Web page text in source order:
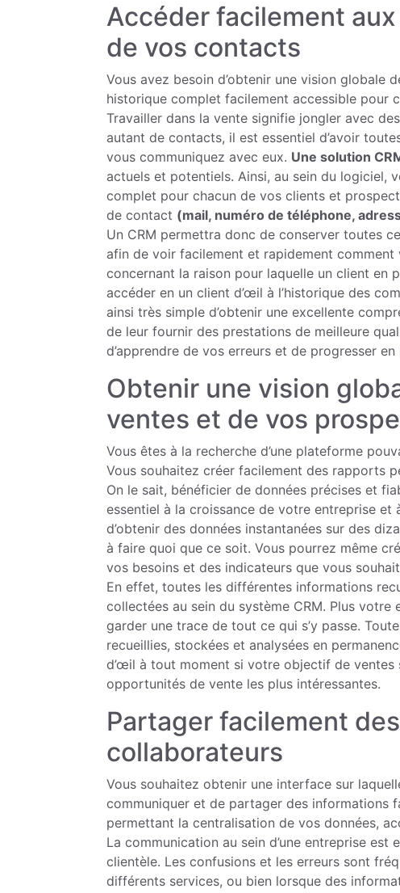
Accéder facilement
de vos contacts
Vous avez besoin d’obtenir une vision globale
historique complet facilement accessible pour
Travailler dans la vente signifie jongler avec
autant de contacts, il est essentiel d’avoir
vous communiquez avec eux. Une solution
actuels et potentiels. Ainsi, au sein du logiciel,
complet pour chacun de vos clients et
de contact (mail, numéro de téléphone,
Un CRM permettra donc de conserver toutes
afin de voir facilement et rapidement
concernant la raison pour laquelle un client en
accéder en un client d’œil à l’historique des
ainsi très simple d’obtenir une excellente
de leur fournir des prestations de meilleure
d’apprendre de vos erreurs et de progresser
Obtenir une vision
ventes et de vos
Vous êtes à la recherche d’une plateforme
Vous souhaitez créer facilement des rapports
On le sait, bénéficier de données précises et
essentiel à la croissance de votre entreprise et
d’obtenir des données instantanées sur des
à faire quoi que ce soit. Vous pourrez même
vos besoins et des indicateurs que vous
En effet, toutes les différentes informations
collectées au sein du système CRM. Plus
garder une trace de tout ce qui s’y passe.
recueillies, stockées et analysées en
d’œil à tout moment si votre objectif de
opportunités de vente les plus intéressantes.
Partager facilement
collaborateurs
Vous souhaitez obtenir une interface sur
communiquer et de partager des informations
permettant la centralisation de vos données,
La communication au sein d’une entreprise
clientèle. Les confusions et les erreurs sont
différents services, ou bien lorsque des